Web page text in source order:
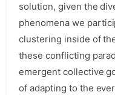
solution, given the
phenomena we
clustering inside of
these conflicting
emergent collective
of adapting to the